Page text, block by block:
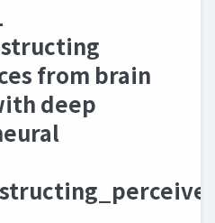
from brain
deep